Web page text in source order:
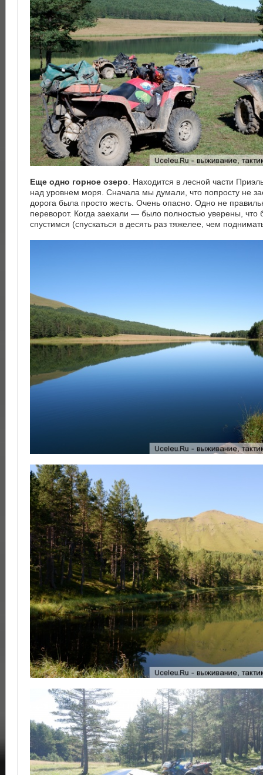
Еще одно горное озеро . Находится в лесной части
над уровнем моря. Сначала мы думали, что попросту не
дорога была просто жесть. Очень опасно. Одно не
переворот. Когда заехали — было полностью уверены, что
спустимся (спускаться в десять раз тяжелее, чем